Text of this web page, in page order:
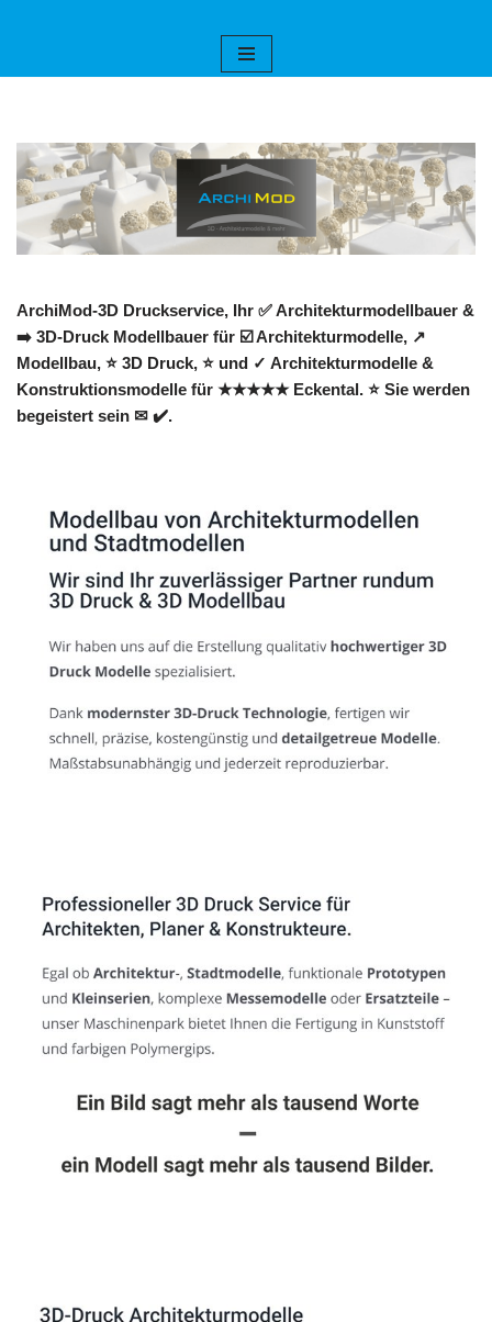
ArchiMod-3D Druckservice, Ihr ✅ Architekturmodellbauer &
➡️ 3D-Druck Modellbauer für ☑️ Architekturmodelle, ↗️
Modellbau, ⭐ 3D Druck, ⭐ und ✓ Architekturmodelle &
Konstruktionsmodelle für ★★★★★ Eckental. ⭐ Sie werden
begeistert sein ✉ ✔️.